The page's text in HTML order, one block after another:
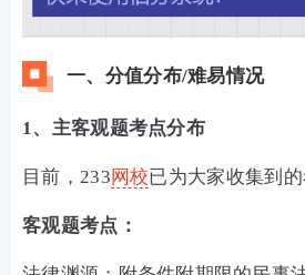
一、分值分布/难易情况
1、主客观题考点分布
目前，233网校已为大家收集到的
客观题考点：